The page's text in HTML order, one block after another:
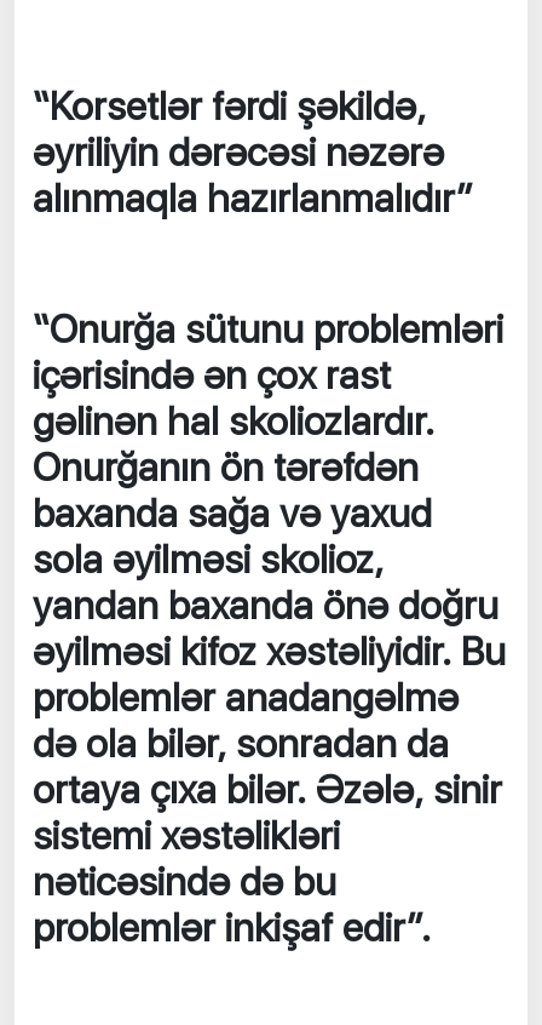
“Korsetlər fərdi şəkildə,
əyriliyin dərəcəsi nəzərə
alınmaqla hazırlanmalıdır”
“Onurğa sütunu problemləri
içərisində ən çox rast
gəlinən hal skoliozlardır.
Onurğanın ön tərəfdən
baxanda sağa və yaxud
sola əyilməsi skolioz,
yandan baxanda önə doğru
əyilməsi kifoz xəstəliyidir. Bu
problemlər anadangəlmə
də ola bilər, sonradan da
ortaya çıxa bilər. Əzələ, sinir
sistemi xəstəlikləri
nəticəsində də bu
problemlər inkişaf edir”.